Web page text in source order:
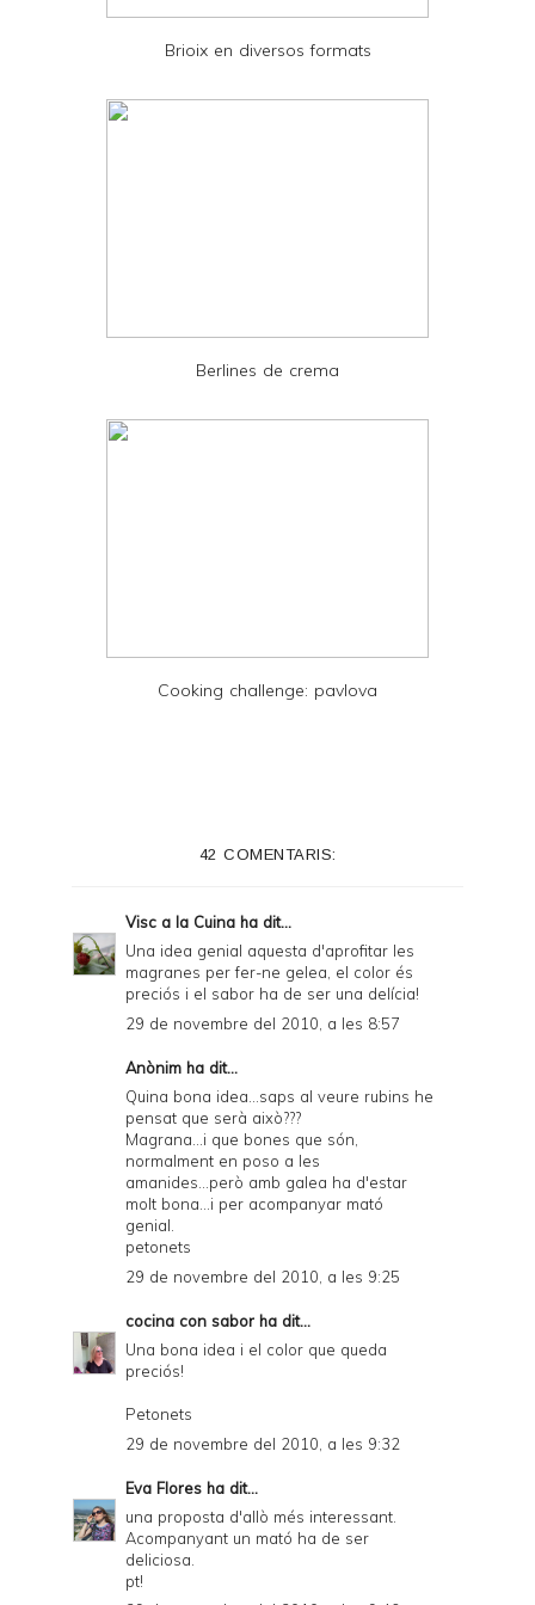
d
Brioix en diversos formats
Berlines de crema
Cooking challenge: pavlova
42 COMENTARIS:
Visc a la Cuina ha dit...
Una idea genial aquesta d'aprofitar les
magranes per fer-ne gelea, el color és
preciós i el sabor ha de ser una delícia!
29 de novembre del 2010, a les 8:57
Anònim ha dit...
Quina bona idea...saps al veure rubins he
pensat que serà això???
Magrana...i que bones que són,
normalment en poso a les
amanides...però amb galea ha d'estar
molt bona...i per acompanyar mató
genial.
petonets
29 de novembre del 2010, a les 9:25
cocina con sabor ha dit...
Una bona idea i el color que queda
preciós!
Petonets
29 de novembre del 2010, a les 9:32
Eva Flores ha dit...
una proposta d'allò més interessant.
Acompanyant un mató ha de ser
deliciosa.
pt!